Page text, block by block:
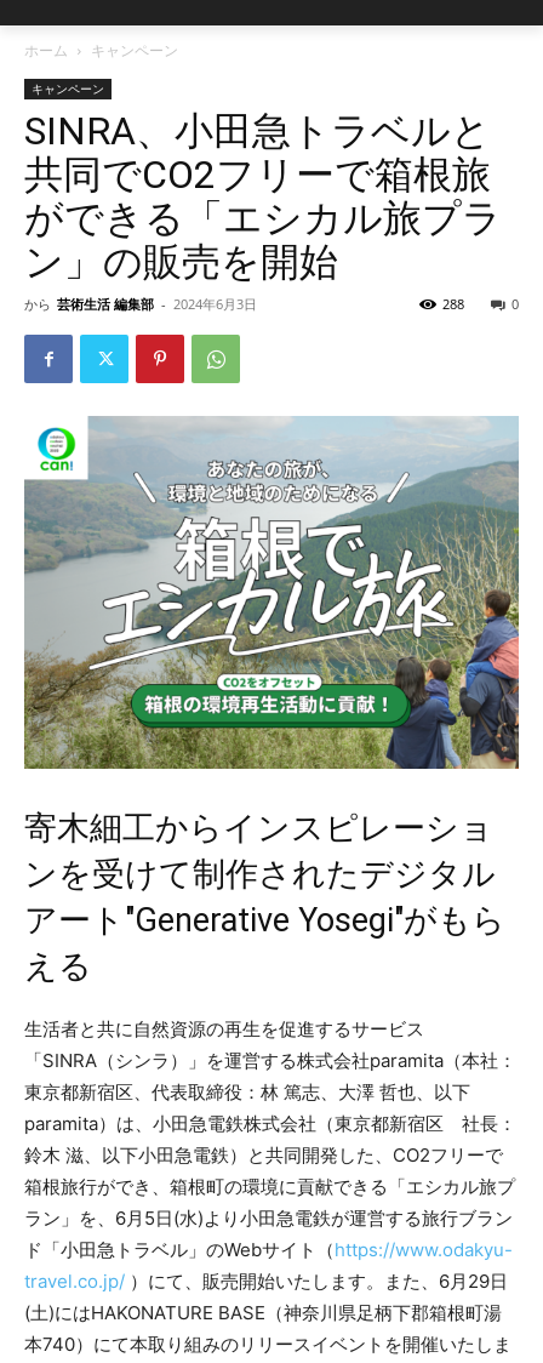
ホーム キャンペーン
キャンペーン
SINRA、小田急トラベルと
共同でCO2フリーで箱根旅
ができる「エシカル旅プラ
ン」の販売を開始
から 芸術生活 編集部 - 2024年6月3日 0
288
寄木細工からインスピレーショ
ンを受けて制作されたデジタル
アート"Generative Yosegi"がもら
える
生活者と共に自然資源の再生を促進するサービス
「SINRA（シンラ）」を運営する株式会社paramita（本社：
東京都新宿区、代表取締役：林 篤志、大澤 哲也、以下
paramita）は、小田急電鉄株式会社（東京都新宿区 社長：
鈴木 滋、以下小田急電鉄）と共同開発した、CO2フリーで
箱根旅行ができ、箱根町の環境に貢献できる「エシカル旅プ
ラン」を、6月5日(水)より小田急電鉄が運営する旅行ブラン
ド「小田急トラベル」のWebサイト（https://www.odakyu-
travel.co.jp/ ）にて、販売開始いたします。また、6月29日
(土)にはHAKONATURE BASE（神奈川県足柄下郡箱根町湯
本740）にて本取り組みのリリースイベントを開催いたしま